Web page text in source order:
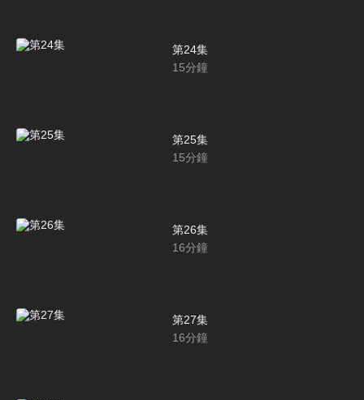
第24集
15分鐘
第25集
15分鐘
第26集
16分鐘
第27集
16分鐘